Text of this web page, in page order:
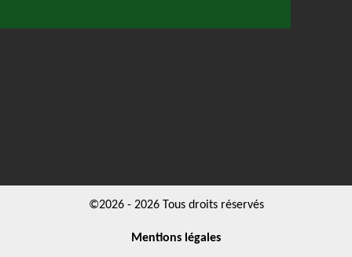
©2026 - 2026 Tous droits réservés
Mentions légales